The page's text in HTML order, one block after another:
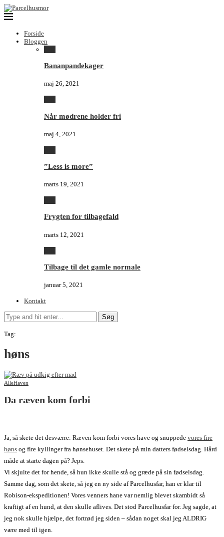
Forside
Bloggen
Bananpandekager
maj 26, 2021
Når mødrene holder fri
maj 4, 2021
”Less is more”
marts 19, 2021
Frygten for tilbagefald
marts 12, 2021
Tilbage til det gamle normale
januar 5, 2021
Kontakt
Søg
Tag:
høns
AlleHaven
Da ræven kom forbi
Ja, så skete det desværre: Ræven kom forbi vores have og snuppede vores fire
høns og fire kyllinger fra hønsehuset. Det skete på min datters fødselsdag. Hård
måde at starte dagen på? Jeps.
Vi skjulte det for hende, så hun ikke skulle stå og græde på sin fødselsdag.
Samme dag, som det skete, så jeg en ny side af Parcelhusfar, han er klar til
Robison-ekspeditionen! Vores venners hane var nemlig blevet skambidt så
kraftigt af en hund, at den skulle aflives. Det stod Parcelhusfar for. Jeg sagde, at
jeg nok skulle hjælpe, det fortrød jeg siden – sådan noget skal jeg ALDRIG
være med til igen.